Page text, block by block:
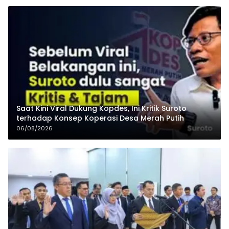
Saat Kini Viral Dukung Kopdes, Ini Kritik Suroto
terhadap Konsep Koperasi Desa Merah Putih
06/08/2026